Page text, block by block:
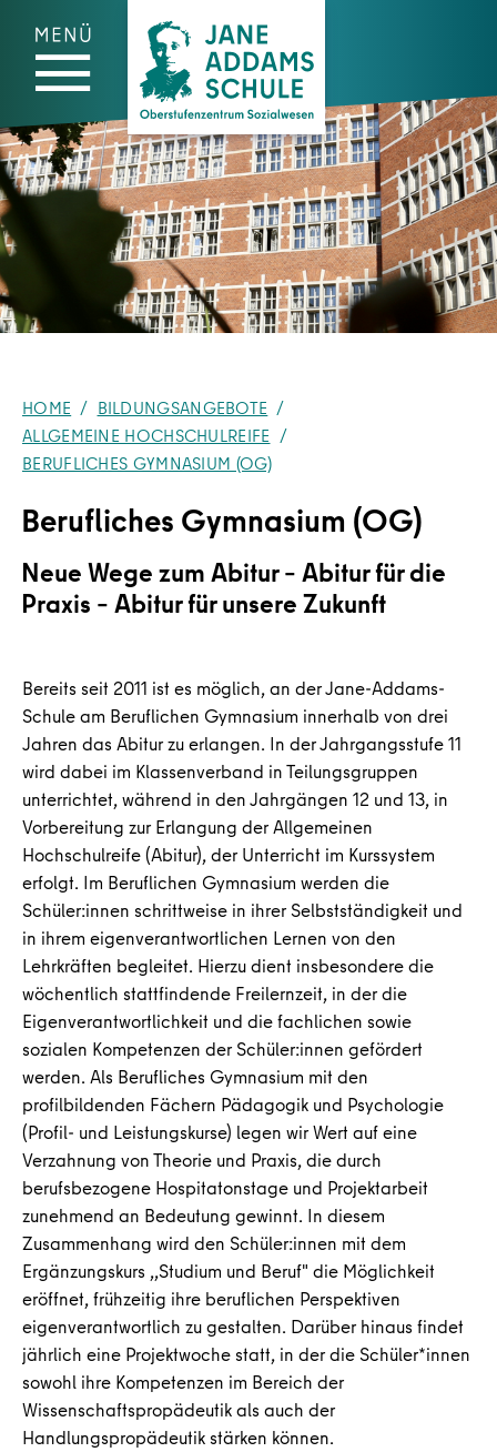
Zum Hauptinhalt springen
Zum Fußzeilenmenü springen
Zum Cookie-Banner springen
HOME
BILDUNGSANGEBOTE
ALLGEMEINE HOCHSCHULREIFE
BERUFLICHES GYMNASIUM (OG)
Berufliches Gymnasium (OG)
Neue Wege zum Abitur – Abitur für die
Praxis – Abitur für unsere Zukunft
Bereits seit 2011 ist es möglich, an der Jane-Addams-
Schule am Beruflichen Gymnasium innerhalb von drei
Jahren das Abitur zu erlangen. In der Jahrgangsstufe 11
wird dabei im Klassenverband in Teilungsgruppen
unterrichtet, während in den Jahrgängen 12 und 13, in
Vorbereitung zur Erlangung der Allgemeinen
Hochschulreife (Abitur), der Unterricht im Kurssystem
erfolgt. Im Beruflichen Gymnasium werden die
Schüler:innen schrittweise in ihrer Selbstständigkeit und
in ihrem eigenverantwortlichen Lernen von den
Lehrkräften begleitet. Hierzu dient insbesondere die
wöchentlich stattfindende Freilernzeit, in der die
Eigenverantwortlichkeit und die fachlichen sowie
sozialen Kompetenzen der Schüler:innen gefördert
werden. Als Berufliches Gymnasium mit den
profilbildenden Fächern Pädagogik und Psychologie
(Profil- und Leistungskurse) legen wir Wert auf eine
Verzahnung von Theorie und Praxis, die durch
berufsbezogene Hospitatonstage und Projektarbeit
zunehmend an Bedeutung gewinnt. In diesem
Zusammenhang wird den Schüler:innen mit dem
Ergänzungskurs ,,Studium und Beruf" die Möglichkeit
eröffnet, frühzeitig ihre beruflichen Perspektiven
eigenverantwortlich zu gestalten. Darüber hinaus findet
jährlich eine Projektwoche statt, in der die Schüler*innen
sowohl ihre Kompetenzen im Bereich der
Wissenschaftspropädeutik als auch der
Handlungspropädeutik stärken können.